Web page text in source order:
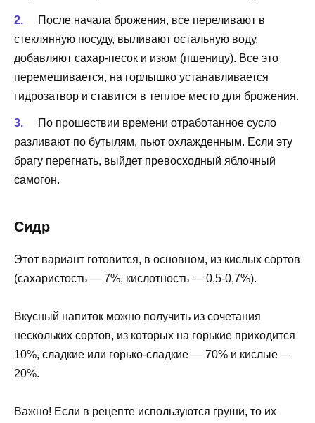
После начала брожения, все переливают в
стеклянную посуду, выливают остальную воду,
добавляют сахар-песок и изюм (пшеницу). Все это
перемешивается, на горлышко устанавливается
гидрозатвор и ставится в теплое место для брожения.
По прошествии времени отработанное сусло
разливают по бутылям, пьют охлажденным. Если эту
брагу перегнать, выйдет превосходный яблочный
самогон.
Сидр
Этот вариант готовится, в основном, из кислых сортов
(сахаристость — 7%, кислотность — 0,5-0,7%).
Вкусный напиток можно получить из сочетания
нескольких сортов, из которых на горькие приходится
10%, сладкие или горько-сладкие — 70% и кислые —
20%.
Важно! Если в рецепте используются груши, то их